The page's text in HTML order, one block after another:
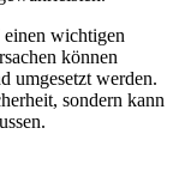
wichtigen
können
umgesetzt werden.
sondern kann